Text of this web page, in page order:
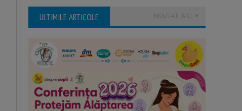
ULTIMILE ARTICOLE NOUTATI AICI